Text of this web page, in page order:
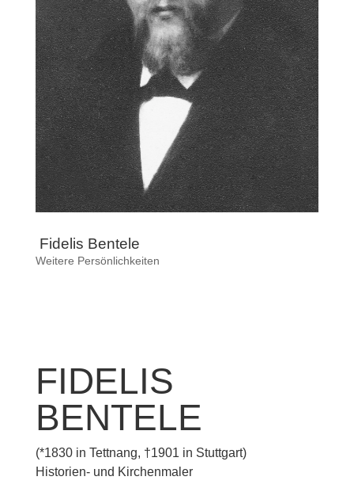
Fidelis Bentele
Weitere Persönlichkeiten
FIDELIS
BENTELE
(*1830 in Tettnang, †1901 in Stuttgart)
Historien- und Kirchenmaler